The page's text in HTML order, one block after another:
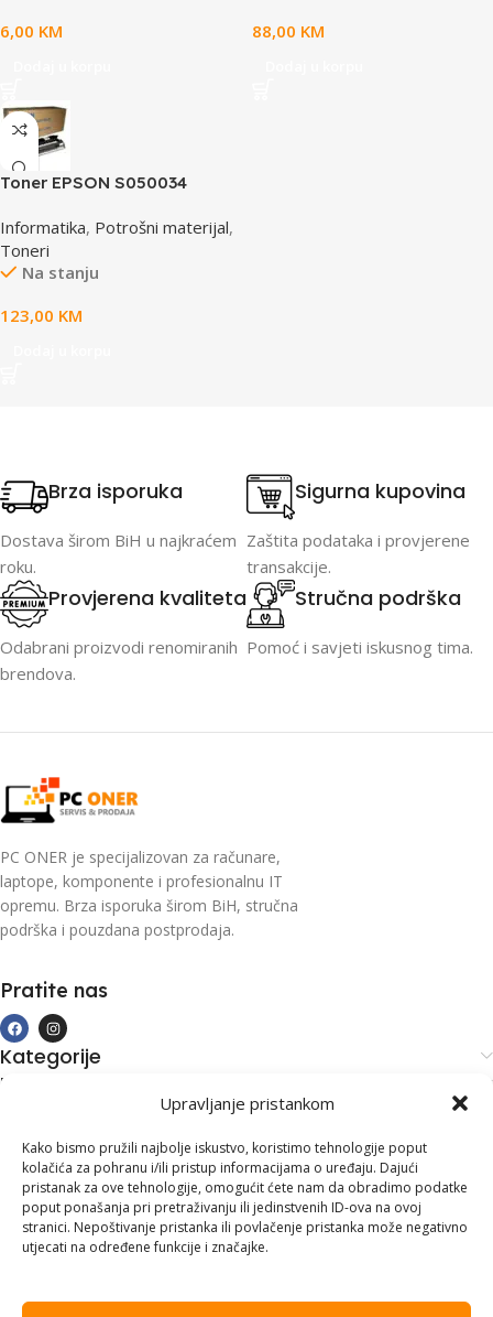
Upravljanje pristankom
Kako bismo pružili najbolje iskustvo, koristimo tehnologije poput
kolačića za pohranu i/ili pristup informacijama o uređaju. Dajući
pristanak za ove tehnologije, omogućit ćete nam da obradimo podatke
poput ponašanja pri pretraživanju ili jedinstvenih ID-ova na ovoj
stranici. Nepoštivanje pristanka ili povlačenje pristanka može negativno
utjecati na određene funkcije i značajke.
6,00 KM
88,00 KM
Toner EPSON S050034
Informatika, Potrošni materijal,
Toneri
Na stanju
123,00 KM
Brza isporuka
Dostava širom BiH u najkraćem
roku.
Sigurna kupovina
Zaštita podataka i provjerene
transakcije.
Provjerena kvaliteta
Odabrani proizvodi renomiranih
brendova.
Stručna podrška
Pomoć i savjeti iskusnog tima.
PC ONER je specijalizovan za računare,
laptope, komponente i profesionalnu IT
opremu. Brza isporuka širom BiH, stručna
podrška i pouzdana postprodaja.
Pratite nas
Kategorije
Kupovina i podrška
Kontakt informacije
Branilaca Bosne, 75 300 Lukavac
+387 35 555 999
info@pconer.ba